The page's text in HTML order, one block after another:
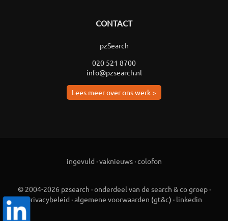
CONTACT
pzSearch
020 521 8700
info@pzsearch.nl
Lees meer over ons werk >
ingevuld ·vaknieuws·colofon
© 2004-2026 pzsearch ·onderdeel van de search & co groep·
privacybeleid ·algemene voorwaarden (gt&c) · linkedin